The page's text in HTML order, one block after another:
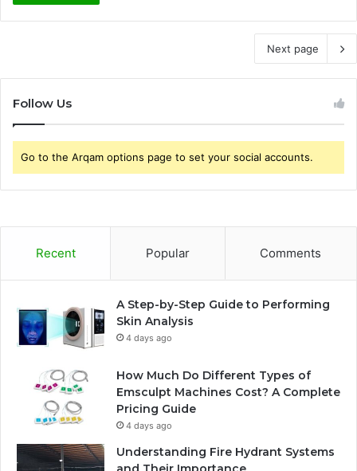
Next page
Follow Us
Go to the Arqam options page to set your social accounts.
Recent Popular Comments
A Step-by-Step Guide to Performing
Skin Analysis
4 days ago
How Much Do Different Types of
Emsculpt Machines Cost? A Complete
Pricing Guide
4 days ago
Understanding Fire Hydrant Systems